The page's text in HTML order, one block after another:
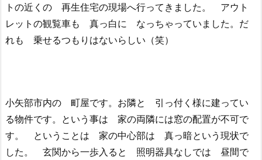
トの近くの 再生住宅の現場へ行ってきました。 アウト
レットの観覧車も 真っ白に なっちゃっていました。だ
れも 乗せるつもりはないらしい（笑）
小矢部市内の 町屋です。お隣と 引っ付く様に建ってい
る物件です。という事は 家の両隣には窓の配置が不可で
す。 ということは 家の中心部は 真っ暗という現状で
した。 玄関から一歩入ると 照明器具なしでは 昼間で